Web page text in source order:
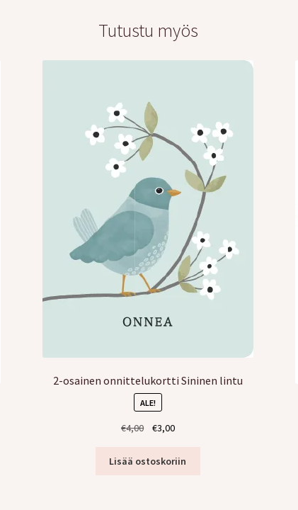
Tutustu myös
2-osainen onnittelukortti Sininen lintu
ALE!
€4,00
Alkuperäinen
oli:
€3,00Nykyinen
on:
Lisää ostoskoriin